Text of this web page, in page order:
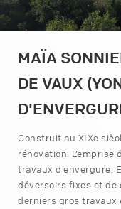
MAÏA
DE VAUX
Construit au XIXe
rénovation.
travaux d’envergure.
déversoirs fixes et de
derniers gros travaux